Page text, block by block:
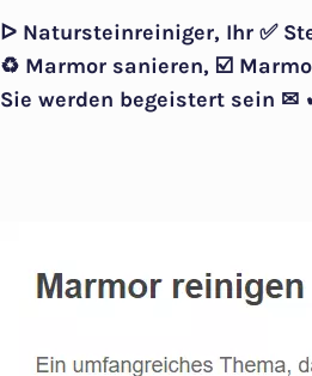
ᐅ Natursteinreiniger, Ihr ✅
♻ Marmor sanieren, ☑️
Sie werden begeistert sein ✉